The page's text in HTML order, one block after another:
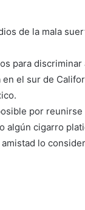
de la mala
para discriminar
el sur de
por reunirse
algún cigarro
lo